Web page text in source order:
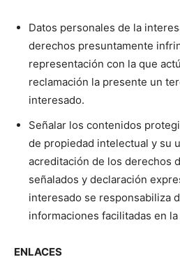
Datos personales de la
derechos presuntamente
representación con la que
reclamación la presente un
interesado.
Señalar los contenidos
de propiedad intelectual y su
acreditación de los derechos
señalados y declaración
interesado se responsabiliza
informaciones facilitadas en
ENLACES